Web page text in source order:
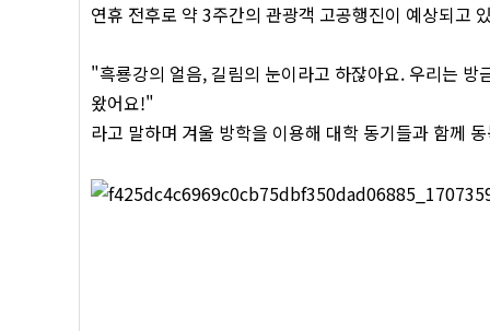
연휴 전후로 약 3주간의 관광객 고공행진이 예상되고
"흑룡강의 얼음, 길림의 눈이라고 하잖아요. 우리는
왔어요!"
라고 말하며 겨울 방학을 이용해 대학 동기들과 함께